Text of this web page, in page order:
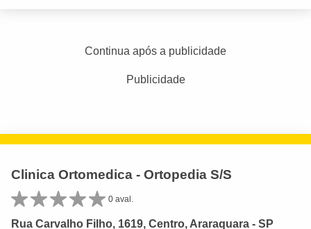
Continua após a publicidade
Publicidade
Clinica Ortomedica - Ortopedia S/S
0 aval.
Rua Carvalho Filho, 1619, Centro, Araraquara - SP